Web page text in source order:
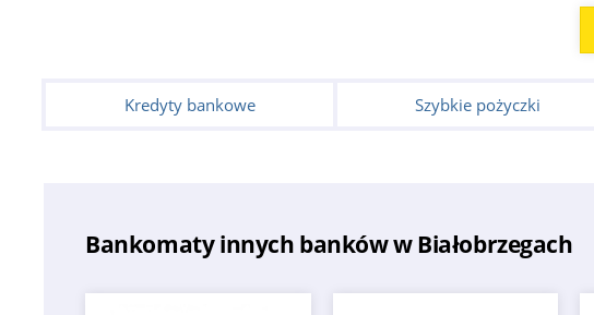
Kredyty bankowe Szybkie pożyczki
Bankomaty innych banków w Białobrzegach